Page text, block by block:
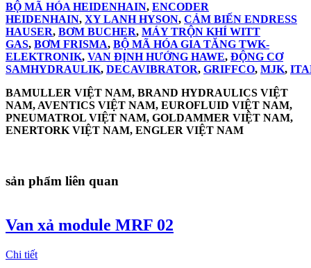
BỘ MÃ HÓA HEIDENHAIN, ENCODER
HEIDENHAIN, XY LANH HYSON, CẢM BIẾN ENDRESS
HAUSER, BƠM BUCHER, MÁY TRỘN KHÍ WITT
GAS, BƠM FRISMA, BỘ MÃ HÓA GIA TĂNG TWK-
ELEKTRONIK, VAN ĐỊNH HƯỚNG HAWE, ĐỘNG CƠ
SAMHYDRAULIK, DECAVIBRATOR, GRIFFCO, MJK,
BAMULLER VIỆT NAM, BRAND HYDRAULICS VIỆT
NAM, AVENTICS VIỆT NAM, EUROFLUID VIỆT NAM,
PNEUMATROL VIỆT NAM, GOLDAMMER VIỆT NAM,
ENERTORK VIỆT NAM, ENGLER VIỆT NAM
sản phẩm liên quan
Van xả module MRF 02
Chi tiết